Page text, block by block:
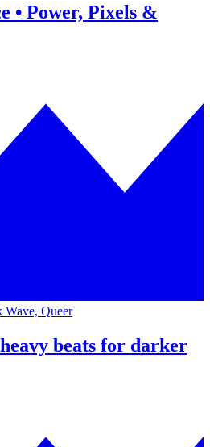
• Power, Pixels &
Queer
beats for darker